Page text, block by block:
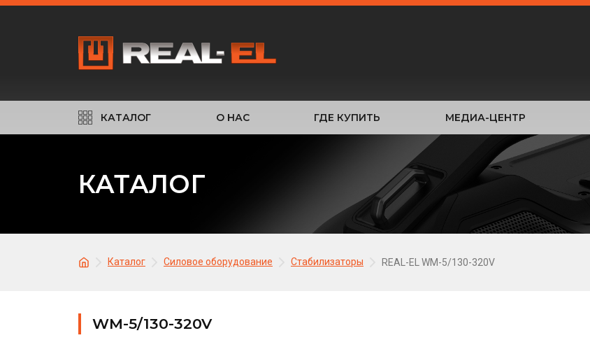
КАТАЛОГ О НАС ГДЕ КУПИТЬ МЕДИА-ЦЕНТР
КАТАЛОГ
Каталог Силовое оборудование Стабилизаторы REAL-EL WM-5/130-320V
WM-5/130-320V